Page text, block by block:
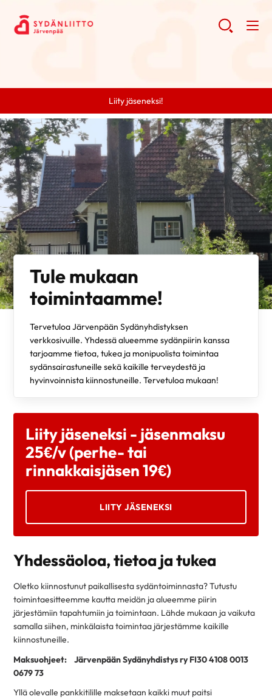
Liity jäseneksi!
Tule mukaan
toimintaamme!
Tervetuloa Järvenpään Sydänyhdistyksen
verkkosivuille. Yhdessä alueemme sydänpiirin kanssa
tarjoamme tietoa, tukea ja monipuolista toimintaa
sydänsairastuneille sekä kaikille terveydestä ja
hyvinvoinnista kiinnostuneille. Tervetuloa mukaan!
Liity jäseneksi - jäsenmaksu
25€/v (perhe- tai
rinnakkaisjäsen 19€)
LIITY JÄSENEKSI
Yhdessäoloa, tietoa ja tukea
Oletko kiinnostunut paikallisesta sydäntoiminnasta? Tutustu
toimintaesitteemme kautta meidän ja alueemme piirin
järjestämiin tapahtumiin ja toimintaan. Lähde mukaan ja vaikuta
samalla siihen, minkälaista toimintaa järjestämme kaikille
kiinnostuneille.
Maksuohjeet: Järvenpään Sydänyhdistys ry FI30 4108 0013
0679 73
Yllä olevalle pankkitilille maksetaan kaikki muut paitsi